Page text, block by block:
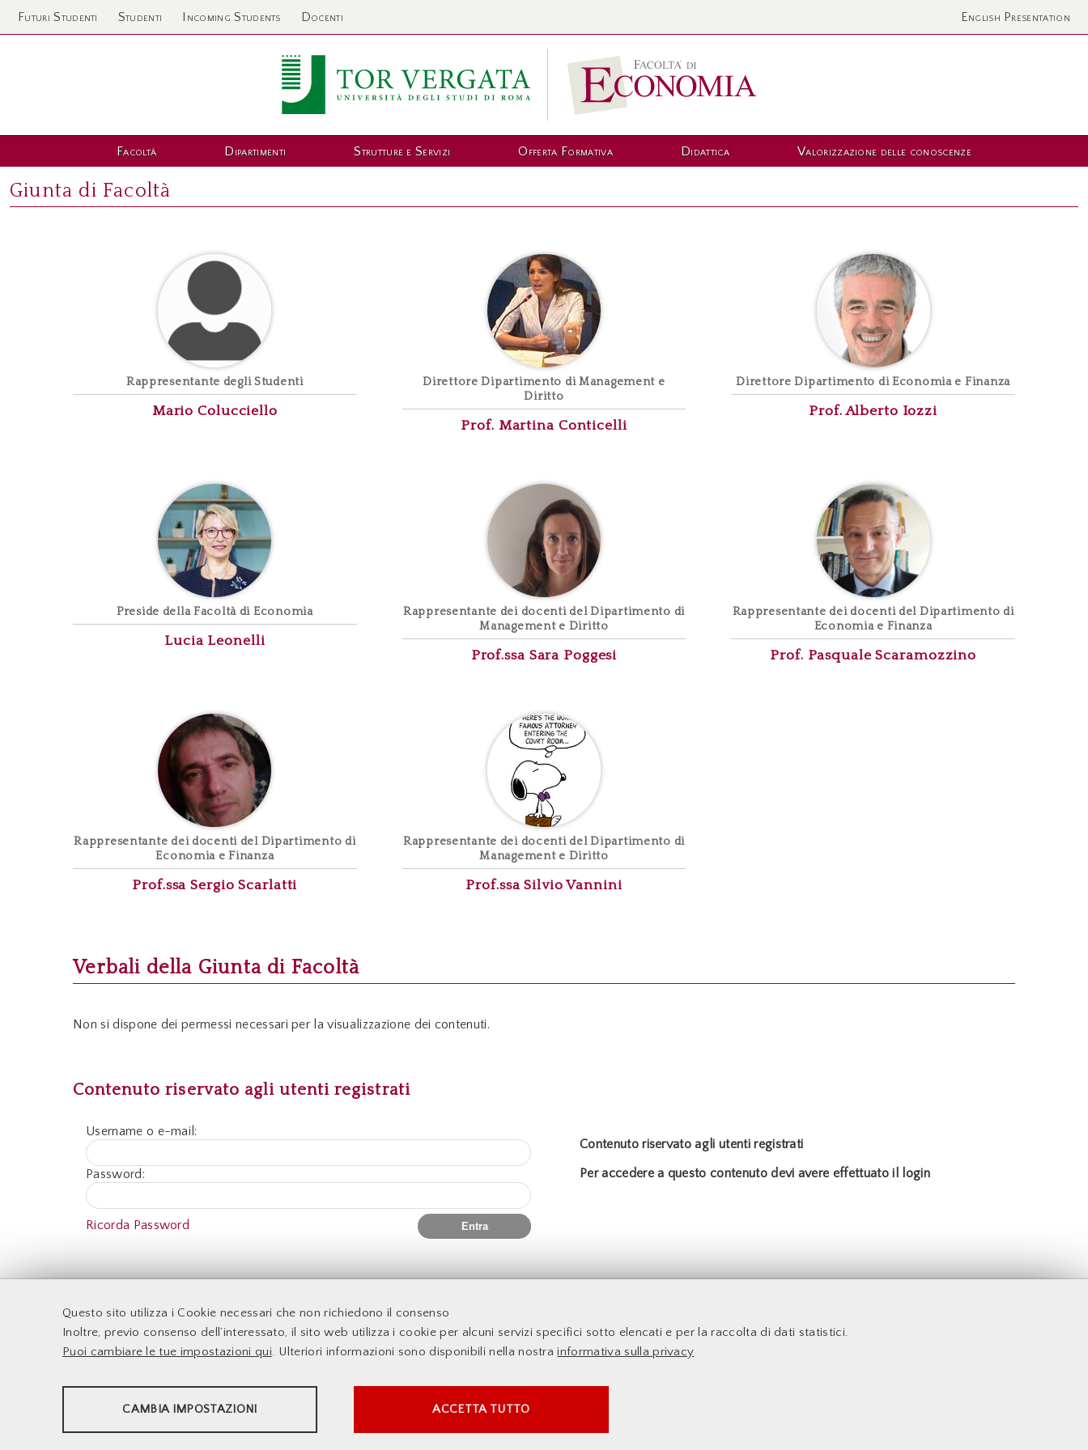
Questo sito utilizza i Cookie necessari che non richiedono il consenso
Inoltre, previo consenso dell’interessato, il sito web utilizza i cookie per alcuni servizi specifici sotto elencati e per la raccolta di dati statistici.
Puoi cambiare le tue impostazioni qui. Ulteriori informazioni sono disponibili nella nostrainformativa sulla privacy
STATISTICHE
CAMBIA IMPOSTAZIONI ACCETTA TUTTO
Futuri Studenti Studenti Incoming Students Docenti English Presentation
Facoltà Dipartimenti Strutture e Servizi Offerta Formativa Didattica Valorizzazione delle conoscenze
Giunta di Facoltà
Rappresentante degli Studenti
Mario Colucciello
Direttore Dipartimento di Management e
Diritto
Prof. Martina Conticelli
Direttore Dipartimento di Economia e Finanza
Prof. Alberto Iozzi
Preside della Facoltà di Economia
Lucia Leonelli
Rappresentante dei docenti del Dipartimento di
Management e Diritto
Prof.ssa Sara Poggesi
Rappresentante dei docenti del Dipartimento di
Economia e Finanza
Prof. Pasquale Scaramozzino
Rappresentante dei docenti del Dipartimento di
Economia e Finanza
Prof.ssa Sergio Scarlatti
Rappresentante dei docenti del Dipartimento di
Management e Diritto
Prof.ssa Silvio Vannini
Verbali della Giunta di Facoltà
Non si dispone dei permessi necessari per la visualizzazione dei contenuti.
Contenuto riservato agli utenti registrati
Username o e-mail:
Password:
Ricorda Password
Contenuto riservato agli utenti registrati
Per accedere a questo contenuto devi avere effettuato il login
Accessibilità
Supporto Tecnico
Le Infrastrutture
Docenti
Sito web d'Ateneo
Sistema DELPHI